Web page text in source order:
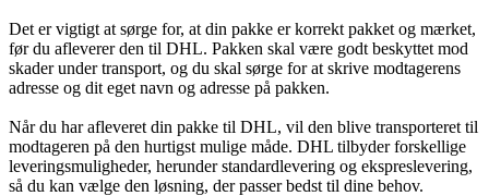
Det er vigtigt at sørge for, at din pakke er korrekt pakket og mærket,
før du afleverer den til DHL. Pakken skal være godt beskyttet mod
skader under transport, og du skal sørge for at skrive modtagerens
adresse og dit eget navn og adresse på pakken.
Når du har afleveret din pakke til DHL, vil den blive transporteret til
modtageren på den hurtigst mulige måde. DHL tilbyder forskellige
leveringsmuligheder, herunder standardlevering og ekspreslevering,
så du kan vælge den løsning, der passer bedst til dine behov.